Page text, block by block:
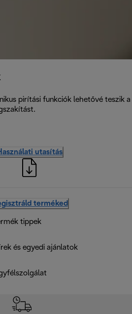
pirítási funkciók lehetővé teszik
utasítás
terméked
tippek
és egyedi ajánlatok